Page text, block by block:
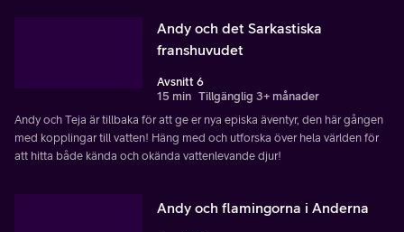
Andy och det Sarkastiska
franshuvudet
Avsnitt 6
15 min Tillgänglig 3+ månader
Andy och Teja är tillbaka för att ge er nya episka äventyr, den här gången
med kopplingar till vatten! Häng med och utforska över hela världen för
att hitta både kända och okända vattenlevande djur!
Andy och flamingorna i Anderna